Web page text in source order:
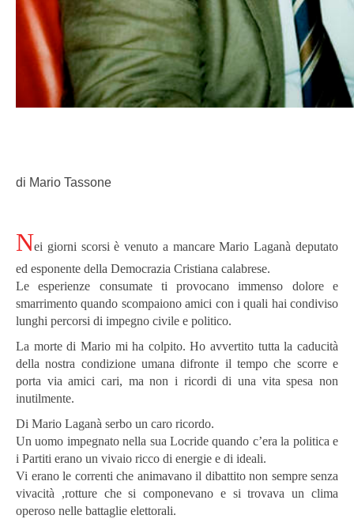
di Mario Tassone
Nei giorni scorsi è venuto a mancare Mario Laganà deputato
ed esponente della Democrazia Cristiana calabrese.
Le esperienze consumate ti provocano immenso dolore e
smarrimento quando scompaiono amici con i quali hai condiviso
lunghi percorsi di impegno civile e politico.
La morte di Mario mi ha colpito. Ho avvertito tutta la caducità
della nostra condizione umana difronte il tempo che scorre e
porta via amici cari, ma non i ricordi di una vita spesa non
inutilmente.
Di Mario Laganà serbo un caro ricordo.
Un uomo impegnato nella sua Locride quando c’era la politica e
i Partiti erano un vivaio ricco di energie e di ideali.
Vi erano le correnti che animavano il dibattito non sempre senza
vivacità ,rotture che si componevano e si trovava un clima
operoso nelle battaglie elettorali.